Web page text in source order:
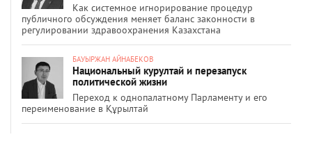
Как системное игнорирование процедур
публичного обсуждения меняет баланс законности в
регулировании здравоохранения Казахстана
БАУЫРЖАН АЙНАБЕКОВ
Национальный курултай и перезапуск
политической жизни
Переход к однопалатному Парламенту и его
переименование в Құрылтай